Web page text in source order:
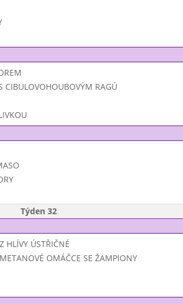
CIBULOVOHOUBOVÝM RAGÚ
Týden 32
HLÍVY ÚSTŘIČNÉ
OMÁČCE SE ŽAMPIONY